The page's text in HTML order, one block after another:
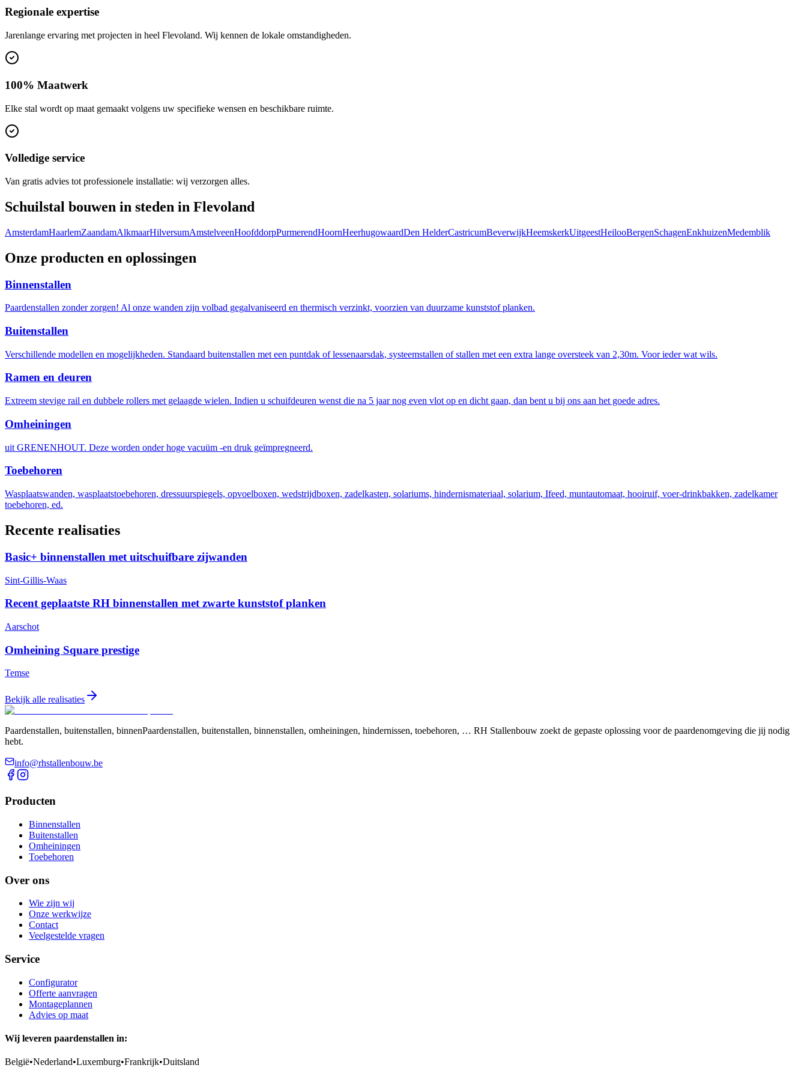
Regionale expertise
Jarenlange ervaring met projecten in heel Flevoland. Wij kennen de lokale omstandigheden.
100% Maatwerk
Elke stal wordt op maat gemaakt volgens uw specifieke wensen en beschikbare ruimte.
Volledige service
Van gratis advies tot professionele installatie: wij verzorgen alles.
Schuilstal bouwen in steden in Flevoland
AmsterdamHaarlemZaandamAlkmaarHilversumAmstelveenHoofddorpPurmerendHoornHeerhugowaardDen HelderCastricumBeverwijkHeemskerkUitgeestHeilooBergenSchagenEnkhuizenMedemblik
Onze producten en oplossingen
Binnenstallen
Paardenstallen zonder zorgen! Al onze wanden zijn volbad gegalvaniseerd en thermisch verzinkt, voorzien van duurzame kunststof planken.
Buitenstallen
Verschillende modellen en mogelijkheden. Standaard buitenstallen met een puntdak of lessenaarsdak, systeemstallen of stallen met een extra lange oversteek van 2,30m. Voor ieder wat wils.
Ramen en deuren
Extreem stevige rail en dubbele rollers met gelaagde wielen. Indien u schuifdeuren wenst die na 5 jaar nog even vlot op en dicht gaan, dan bent u bij ons aan het goede adres.
Omheiningen
uit GRENENHOUT. Deze worden onder hoge vacuüm -en druk geïmpregneerd.
Toebehoren
Wasplaatswanden, wasplaatstoebehoren, dressuurspiegels, opvoelboxen, wedstrijdboxen, zadelkasten, solariums, hindernismateriaal, solarium, Ifeed, muntautomaat, hooiruif, voer-drinkbakken, zadelkamer
toebehoren, ed.
Recente realisaties
Basic+ binnenstallen met uitschuifbare zijwanden
Sint-Gillis-Waas
Recent geplaatste RH binnenstallen met zwarte kunststof planken
Aarschot
Omheining Square prestige
Temse
Bekijk alle realisaties
Paardenstallen, buitenstallen, binnenPaardenstallen, buitenstallen, binnenstallen, omheiningen, hindernissen, toebehoren, … RH Stallenbouw zoekt de gepaste oplossing voor de paardenomgeving die jij nodig
hebt.
info@rhstallenbouw.be
Producten
Binnenstallen
Buitenstallen
Omheiningen
Toebehoren
Over ons
Wie zijn wij
Onze werkwijze
Contact
Veelgestelde vragen
Service
Configurator
Offerte aanvragen
Montageplannen
Advies op maat
Wij leveren paardenstallen in:
België•Nederland•Luxemburg•Frankrijk•Duitsland